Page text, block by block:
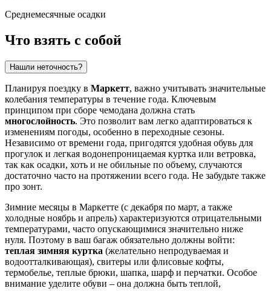
Среднемесячные осадки
Что взять с собой
Нашли неточность?
Планируя поездку в Маркетт, важно учитывать значительные
колебания температуры в течение года. Ключевым
принципом при сборе чемодана должна стать
многослойность. Это позволит вам легко адаптироваться к
изменениям погоды, особенно в переходные сезоны.
Независимо от времени года, пригодятся удобная обувь для
прогулок и легкая водонепроницаемая куртка или ветровка,
так как осадки, хоть и не обильные по объему, случаются
достаточно часто на протяжении всего года. Не забудьте также
про зонт.
Зимние месяцы в Маркетте (с декабря по март, а также
холодные ноябрь и апрель) характеризуются отрицательными
температурами, часто опускающимися значительно ниже
нуля. Поэтому в ваш багаж обязательно должны войти:
теплая зимняя куртка (желательно непродуваемая и
водоотталкивающая), свитеры или флисовые кофты,
термобелье, теплые брюки, шапка, шарф и перчатки. Особое
внимание уделите обуви – она должна быть теплой,